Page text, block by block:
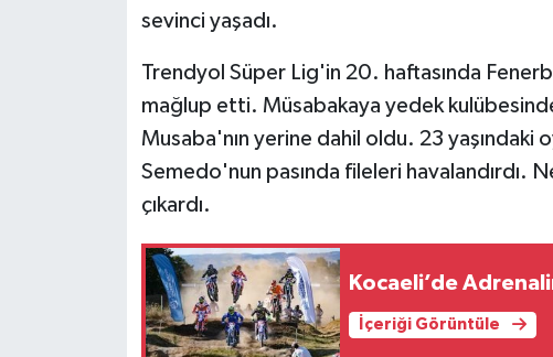
sevinci yaşadı.
Trendyol Süper Lig'in 20. haftasında
mağlup etti. Müsabakaya yedek
Musaba'nın yerine dahil oldu. 23 yaşındaki
Semedo'nun pasında fileleri havalandırdı.
çıkardı.
Kocaeli’de
İçeriği Görüntüle